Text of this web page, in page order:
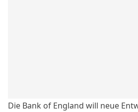
Die Bank of England will neue